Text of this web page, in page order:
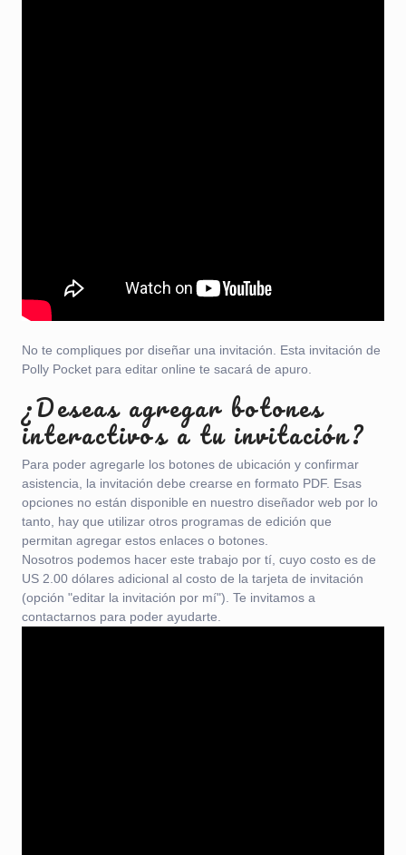
No te compliques por diseñar una invitación. Esta invitación de
Polly Pocket para editar online te sacará de apuro.
¿Deseas agregar botones
interactivos a tu invitación?
Para poder agregarle los botones de ubicación y confirmar
asistencia, la invitación debe crearse en formato PDF. Esas
opciones no están disponible en nuestro diseñador web por lo
tanto, hay que utilizar otros programas de edición que
permitan agregar estos enlaces o botones.
Nosotros podemos hacer este trabajo por tí, cuyo costo es de
US 2.00 dólares adicional al costo de la tarjeta de invitación
(opción "editar la invitación por mí"). Te invitamos a
contactarnos para poder ayudarte.